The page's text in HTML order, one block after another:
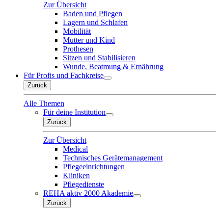
Zur Übersicht
Baden und Pflegen
Lagern und Schlafen
Mobilität
Mutter und Kind
Prothesen
Sitzen und Stabilisieren
Wunde, Beatmung & Ernährung
Für Profis und Fachkreise
Zurück
Alle Themen
Für deine Institution
Zurück
Zur Übersicht
Medical
Technisches Gerätemanagement
Pflegeeinrichtungen
Kliniken
Pflegedienste
REHA aktiv 2000 Akademie
Zurück